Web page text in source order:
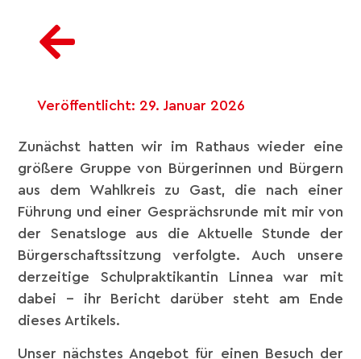
Veröffentlicht: 29. Januar 2026
Zunächst hatten wir im Rathaus wieder eine
größere Gruppe von Bürgerinnen und Bürgern
aus dem Wahlkreis zu Gast, die nach einer
Führung und einer Gesprächsrunde mit mir von
der Senatsloge aus die Aktuelle Stunde der
Bürgerschaftssitzung verfolgte. Auch unsere
derzeitige Schulpraktikantin Linnea war mit
dabei – ihr Bericht darüber steht am Ende
dieses Artikels.
Unser nächstes Angebot für einen Besuch der